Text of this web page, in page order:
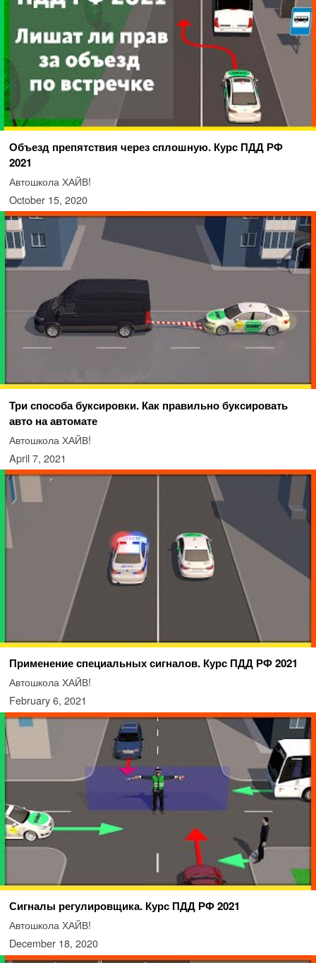
Объезд препятствия через сплошную. Курс ПДД РФ
2021
Автошкола ХАЙВ!
October 15, 2020
Три способа буксировки. Как правильно буксировать
авто на автомате
Автошкола ХАЙВ!
April 7, 2021
Применение специальных сигналов. Курс ПДД РФ 2021
Автошкола ХАЙВ!
February 6, 2021
Сигналы регулировщика. Курс ПДД РФ 2021
Автошкола ХАЙВ!
December 18, 2020